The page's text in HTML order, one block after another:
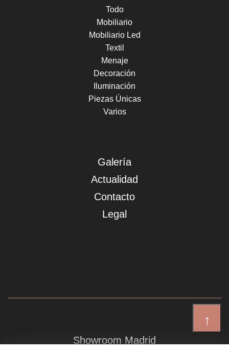
↑
Todo
Mobiliario
Mobiliario Led
Textil
Menaje
Decoración
Iluminación
Piezas Únicas
Varios
Galería
Actualidad
Contacto
Legal
Showroom Madrid